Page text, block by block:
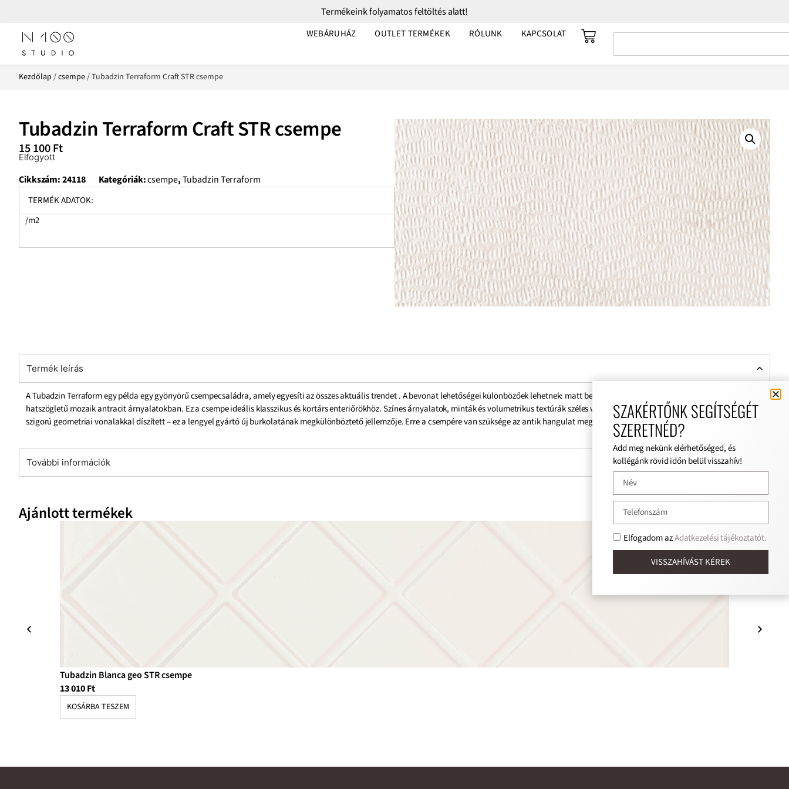
Termékeink folyamatos feltöltés alatt!
WEBÁRUHÁZ OUTLET TERMÉKEK RÓLUNK KAPCSOLAT
Kezdőlap /csempe/ Tubadzin Terraform Craft STR csempe
Tubadzin Terraform Craft STR csempe
15 100Ft
Elfogyott
Cikkszám:24118 Kategóriák:csempe,Tubadzin Terraform
TERMÉK ADATOK:
/m2
Termék leírás
A Tubadzin Terraform egy példa egy gyönyörű csempecsaládra, amely egyesíti az összes aktuális trendet . A bevonat lehetőségei különbözőek lehetnek: matt betoncserép, rozsdás hatású csempe vagy
hatszögletű mozaik antracit árnyalatokban. Ez a csempe ideális klasszikus és kortárs enteriőrökhöz. Színes árnyalatok, minták és volumetrikus textúrák széles választéka megfigyelhető. Sima kopott vagy
szigorú geometriai vonalakkal díszített – ez a lengyel gyártó új burkolatának megkülönböztető jellemzője. Erre a csempére van szüksége az antik hangulat megteremtéséhez. Gyönyörű és könnyen tisztítható.
További információk
Ajánlott termékek
Tubadzin Blanca geo STR csempe
13 010Ft
KOSÁRBA TESZEM
SZAKÉRTŐNK SEGÍTSÉGÉT
SZERETNÉD?
Add meg nekünk elérhetőséged, és
kollégánk rövid időn belül visszahív!
Elfogadom azAdatkezelési tájékoztatót.
VISSZAHÍVÁST KÉREK